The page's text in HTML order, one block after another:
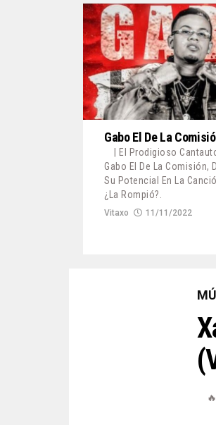
Gabo El De La
| El Prodigioso
Gabo El De La Comisión,
Su Potencial En La
¿La Rompió?.
Vitaxo 11/11/2022